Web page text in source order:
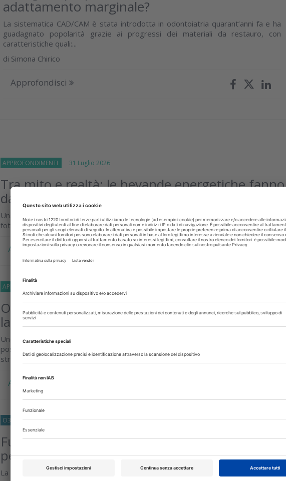
adattamento marginale?
La sistematica CAD/CAM è stata introdotta in odontoiatria quarant’anni fa e ha
guadagnato popolarità grazie ai progressi dei materiali da restauro, con
caratteristiche quali:...
di Simona Chirico
Approfondisci
APPROFONDIMENTI 31 Luglio 2026
Tra mito e realtà: le bevande energetiche fanno
davvero male ai denti?
Una revisione scientifica aggiornata separa le evidenze dalle convinzioni diffuse e
fotografa lo stato attuale delle conoscenze
Approfondisci
APPROFONDIMENTI
Organizzazione e tecnologia ridisegnano il
lavoro in laboratorio
Uno studio evidenzia come l'integrazione tra Lean Management e strumenti digitali
possa migliorare l'organizzazione dei laboratori odontotecnici, riducendo errori,
stress e tempi...
Approfondisci
O33 APPROFONDIMENTI 31 Luglio 2026
Fumo e sigarette elettroniche: le conseguenze
per la salute delle gengive
La parodontite resta strettamente legata al tabacco, se ne parla in un